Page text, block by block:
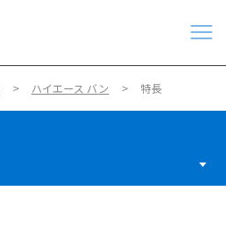
ハイエース バン 特長